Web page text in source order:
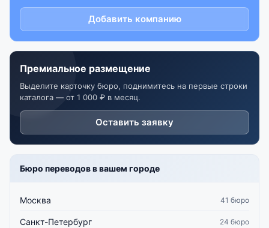
Добавить компанию
Премиальное размещение
Выделите карточку бюро, поднимитесь на первые строки
каталога — от 1 000 ₽ в месяц.
Оставить заявку
Бюро переводов в вашем городе
Москва 41 бюро
Санкт-Петербург 24 бюро